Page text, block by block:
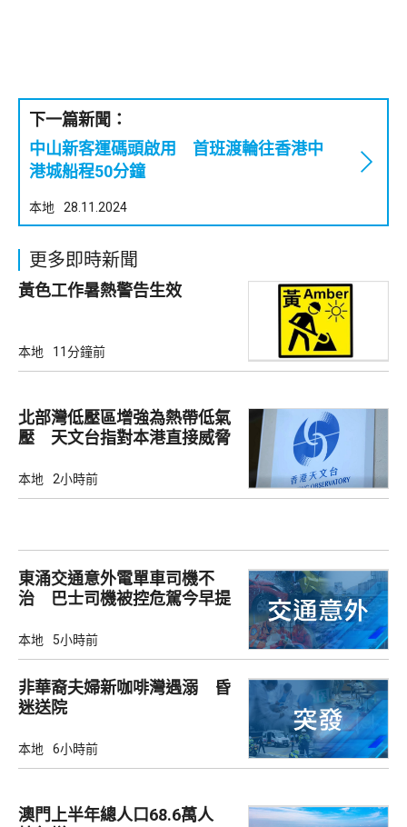
下一篇新聞：
中山新客運碼頭啟用 首班渡輪往香港中
港城船程50分鐘
本地 28.11.2024
更多即時新聞
黃色工作暑熱警告生效
本地 11分鐘前
北部灣低壓區增強為熱帶低氣
壓 天文台指對本港直接威脅
本地 2小時前
東涌交通意外電單車司機不
治 巴士司機被控危駕今早提
本地 5小時前
非華裔夫婦新咖啡灣遇溺 昏
迷送院
本地 6小時前
澳門上半年總人口68.6萬人